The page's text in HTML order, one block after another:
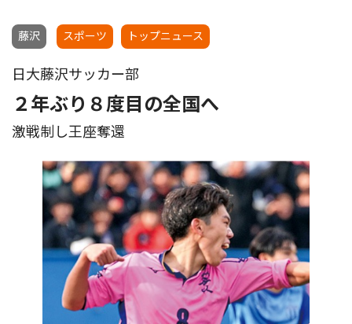
藤沢 スポーツ トップニュース
日大藤沢サッカー部
２年ぶり８度目の全国へ
激戦制し王座奪還